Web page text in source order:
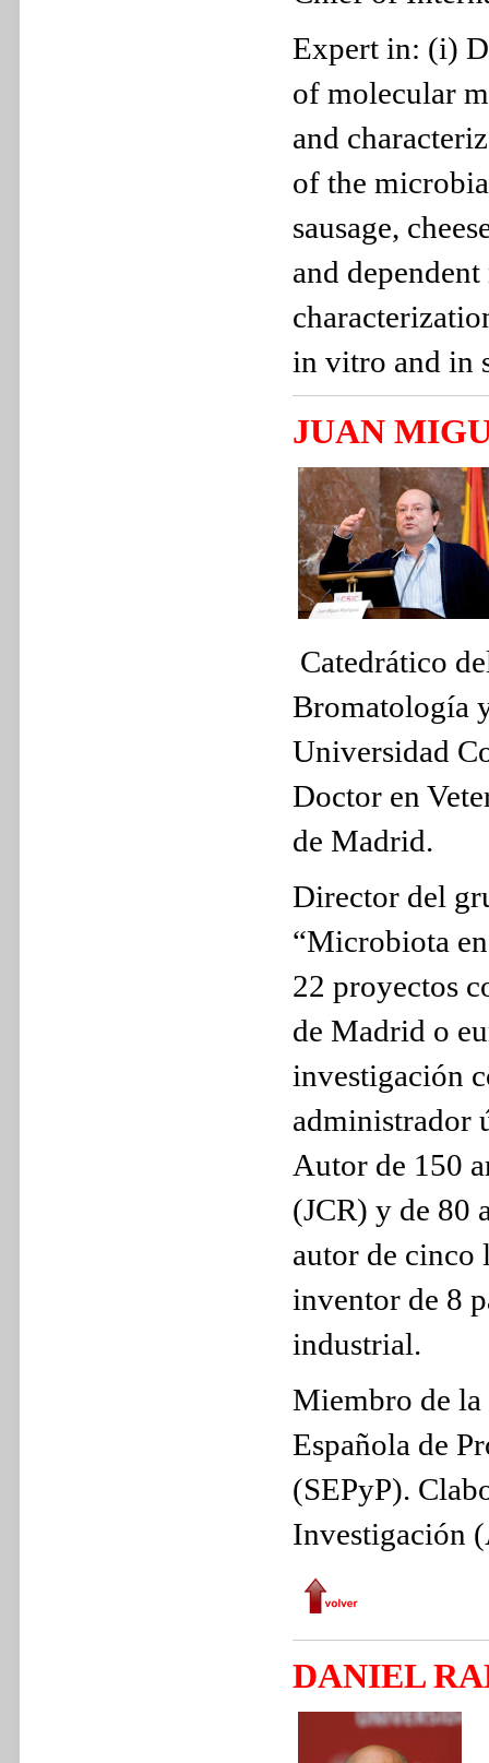
Expert in: (i)
of molecular
and
of the
sausage,
and
in vitro and in
JUAN
Catedrático
Bromatología
Universidad
Doctor en
de Madrid.
Director del
“Microbiota
22 proyectos
de Madrid o
investigación
administrador
Autor de 150
(JCR) y de 80
autor de cinco
inventor de 8
industrial.
Miembro de la
Española de
(SEPyP).
Investigación
DANIEL